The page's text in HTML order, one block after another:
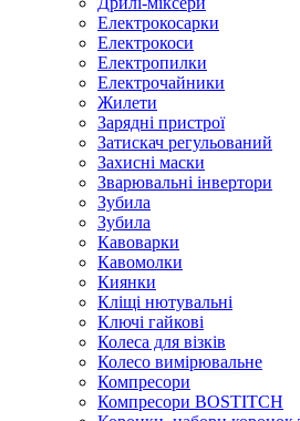
Електрокосарки
Електрокоси
Електропилки
Електрочайники
Жилети
Зарядні пристрої
Затискач регульований
Захисні маски
Зварювальні інвертори
Зубила
Зубила
Кавоварки
Кавомолки
Киянки
Кліщі нютувальні
Ключі гайкові
Колеса для візків
Колесо вимірювальне
Компресори
Компресори BOSTITCH